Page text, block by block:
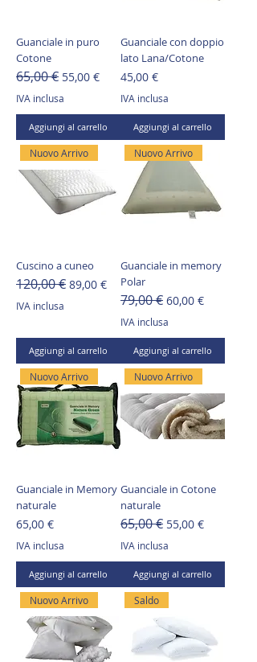
Guanciale in puro
Cotone
Prezzo regolare
65,00 € Prezzo scontato
55,00 €
IVA inclusa
Aggiungi al carrello
Guanciale con doppio
lato Lana/Cotone
Prezzo
45,00 €
IVA inclusa
Aggiungi al carrello
Nuovo Arrivo
Cuscino a cuneo
Prezzo regolare
120,00 € Prezzo scontato
89,00 €
IVA inclusa
Aggiungi al carrello
Nuovo Arrivo
Guanciale in memory
Polar
Prezzo regolare
79,00 € Prezzo scontato
60,00 €
IVA inclusa
Aggiungi al carrello
Nuovo Arrivo
Guanciale in Memory
naturale
Prezzo
65,00 €
IVA inclusa
Aggiungi al carrello
Nuovo Arrivo
Guanciale in Cotone
naturale
Prezzo regolare
65,00 € Prezzo scontato
55,00 €
IVA inclusa
Aggiungi al carrello
Nuovo Arrivo Saldo